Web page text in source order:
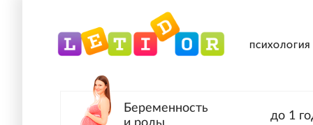
ПСИХОЛОГИЯ
Беременность
до 1